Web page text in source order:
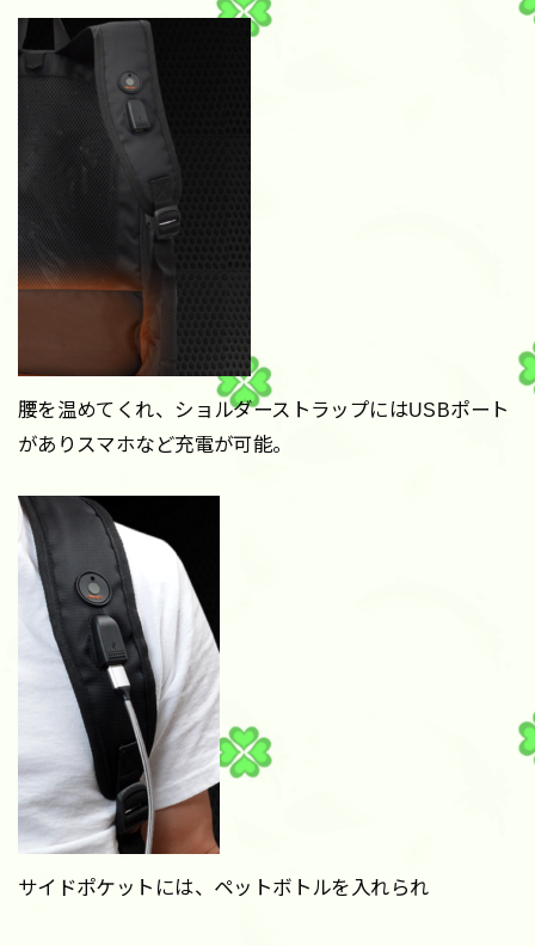
腰を温めてくれ、ショルダーストラップにはUSBポート
がありスマホなど充電が可能。
サイドポケットには、ペットボトルを入れられ